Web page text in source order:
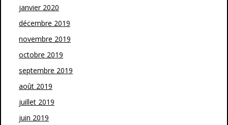
janvier 2020
décembre 2019
novembre 2019
octobre 2019
septembre 2019
août 2019
juillet 2019
juin 2019